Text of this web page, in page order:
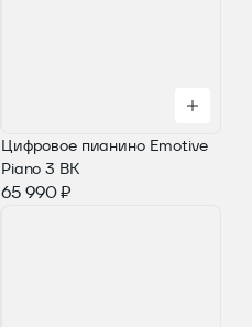
Цифровое пианино Emotive
Piano 3 BK
65 990 ₽